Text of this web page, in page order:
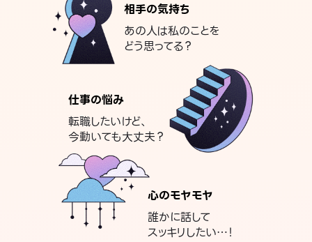
相手の気持ち
あの人は私のことを
どう思ってる？
仕事の悩み
転職したいけど、
今動いても大丈夫？
心のモヤモヤ
誰かに話して
スッキリしたい…！